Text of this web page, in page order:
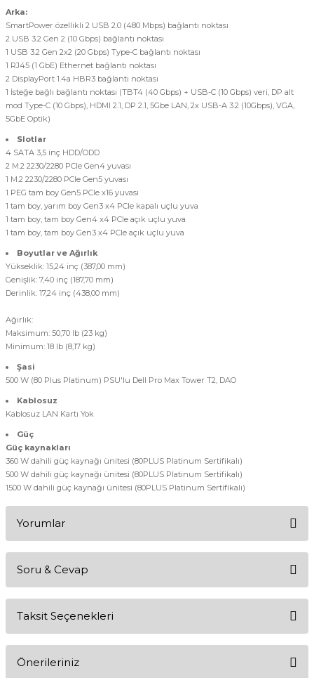
Arka:
SmartPower özellikli 2 USB 2.0 (480 Mbps) bağlantı noktası
2 USB 3.2 Gen 2 (10 Gbps) bağlantı noktası
1 USB 3.2 Gen 2x2 (20 Gbps) Type-C bağlantı noktası
1 RJ45 (1 GbE) Ethernet bağlantı noktası
2 DisplayPort 1.4a HBR3 bağlantı noktası
1 İsteğe bağlı bağlantı noktası (TBT4 (40 Gbps) + USB-C (10 Gbps) veri, DP alt
mod Type-C (10 Gbps), HDMI 2.1, DP 2.1, 5Gbe LAN, 2x USB-A 3.2 (10Gbps), VGA,
5GbE Optik)
Slotlar
4 SATA 3,5 inç HDD/ODD
2 M.2 2230/2280 PCIe Gen4 yuvası
1 M.2 2230/2280 PCIe Gen5 yuvası
1 PEG tam boy Gen5 PCIe x16 yuvası
1 tam boy, yarım boy Gen3 x4 PCIe kapalı uçlu yuva
1 tam boy, tam boy Gen4 x4 PCIe açık uçlu yuva
1 tam boy, tam boy Gen3 x4 PCIe açık uçlu yuva
Boyutlar ve Ağırlık
Yükseklik: 15,24 inç (387,00 mm)
Genişlik: 7,40 inç (187,70 mm)
Derinlik: 17,24 inç (438,00 mm)
Ağırlık:
Maksimum: 50,70 lb (23 kg)
Minimum: 18 lb (8,17 kg)
Şasi
500 W (80 Plus Platinum) PSU'lu Dell Pro Max Tower T2, DAO
Kablosuz
Kablosuz LAN Kartı Yok
Güç
Güç kaynakları
360 W dahili güç kaynağı ünitesi (80PLUS Platinum Sertifikalı)
500 W dahili güç kaynağı ünitesi (80PLUS Platinum Sertifikalı)
1500 W dahili güç kaynağı ünitesi (80PLUS Platinum Sertifikalı)
Yorumlar
Soru & Cevap
Taksit Seçenekleri
Önerileriniz